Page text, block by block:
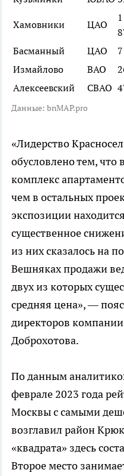
Хамовники ЦАО
Басманный ЦАО
Измайлово
ВАО
Алексеевский
СВАО
Данные: bnMAP.pro
«Лидерство
обусловлено тем,
комплекс
чем в остальных
экспозиции
существенное
из них сказалось на
Вешняках продажи
двух из которых
средняя цена», —
директоров
Доброхотова.
По данным
феврале 2023 года
Москвы с самыми
возглавил район
«квадрата» здесь
Второе место